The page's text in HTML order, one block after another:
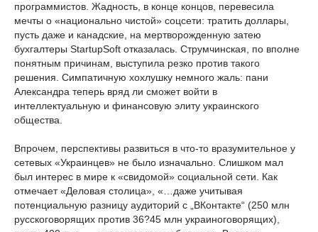
программистов. Жадность, в конце концов, перевесила
мечты о «национально чистой» соцсети: тратить доллары,
пусть даже и канадские, на мертворожденную затею
бухгалтеры StartupSoft отказалась. Струмчинская, по вполне
понятным причинам, выступила резко против такого
решения. Симпатичную хохлушку немного жаль: пани
Александра теперь вряд ли сможет войти в
интеллектуальную и финансовую элиту украинского
общества.
Впрочем, перспективы развиться в что-то вразумительное у
сетевых «Украинцев» не было изначально. Слишком мал
был интерес в мире к «свидомой» социальной сети. Как
отмечает «Деловая столица», «…даже учитывая
потенциальную разницу аудиторий с „ВКонтакте“ (250 млн
русскоговорящих против 36?45 млн украиноговорящих),